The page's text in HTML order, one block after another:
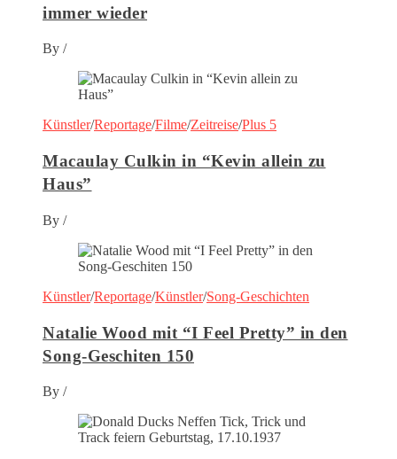
immer wieder
By /
Künstler/Reportage/Filme/Zeitreise/Plus 5
Macaulay Culkin in “Kevin allein zu
Haus”
By /
Künstler/Reportage/Künstler/Song-Geschichten
Natalie Wood mit “I Feel Pretty” in den
Song-Geschiten 150
By /